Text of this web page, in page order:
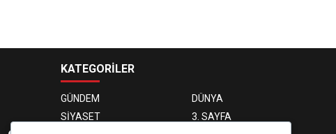
KATEGORİLER
GÜNDEM
DÜNYA
SİYASET
3. SAYFA